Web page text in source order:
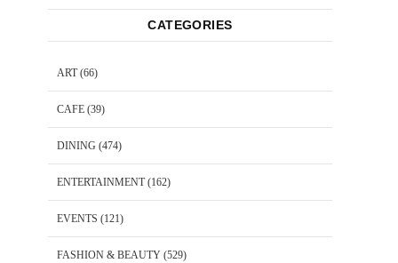
CATEGORIES
ART(66)
CAFE (39)
DINING (474)
ENTERTAINMENT(162)
EVENTS (121)
FASHION & BEAUTY (529)